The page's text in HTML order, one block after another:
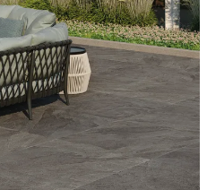
Key support justerbar
pidestall 28-36 mm à 14
stk
311
Spar 88 Før 399